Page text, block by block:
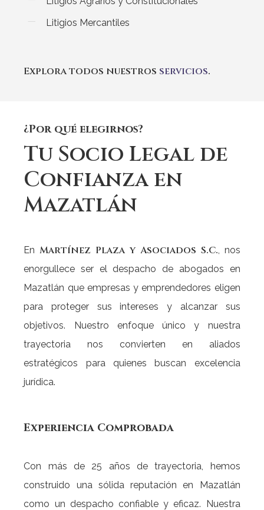
Litigios Mercantiles
Explora todos nuestros servicios.
¿Por qué elegirnos?
Tu Socio Legal de
Confianza en
Mazatlán
EnMartínez Plaza y Asociados S.C., nos
enorgullece ser el despacho de abogados en
Mazatlán que empresas y emprendedores eligen
para proteger sus intereses y alcanzar sus
objetivos. Nuestro enfoque único y nuestra
trayectoria nos convierten en aliados
estratégicos para quienes buscan excelencia
jurídica.
Experiencia Comprobada
Con más de 25 años de trayectoria, hemos
construido una sólida reputación en Mazatlán
como un despacho confiable y eficaz. Nuestra